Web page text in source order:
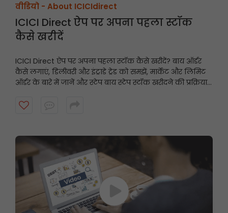
वीडियो - About ICICIdirect
ICICI Direct ऐप पर अपना पहला स्टॉक
कैसे खरीदें
ICICI Direct ऐप पर अपना पहला स्टॉक कैसे खरीदें? बाय ऑर्डर
कैसे लगाएं, डिलीवरी और इंट्राडे ट्रेड को समझें, मार्केट और लिमिट
ऑर्डर के बारे में जानें और स्टेप बाय स्टेप स्टॉक खरीदने की प्रक्रिया